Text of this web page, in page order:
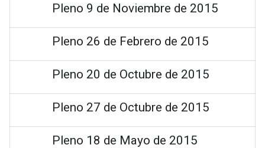
Pleno 9 de Noviembre de 2015
Pleno 26 de Febrero de 2015
Pleno 20 de Octubre de 2015
Pleno 27 de Octubre de 2015
Pleno 18 de Mayo de 2015